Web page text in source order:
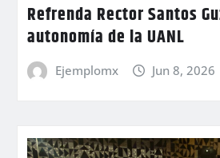
Refrenda Rector Santos
autonomía de la UANL
Ejemplomx Jun 8, 2026